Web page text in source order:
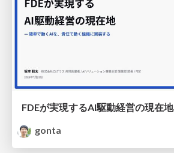
FDEが実現するAI駆動経営の現在地
gonta